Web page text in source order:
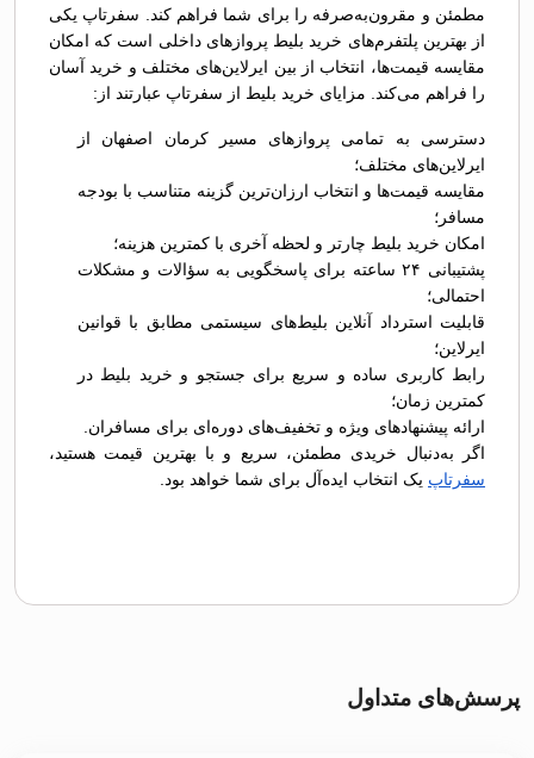
مطمئن و مقرون‌به‌صرفه را برای شما فراهم کند. سفرتاپ یکی
از بهترین پلتفرم‌های خرید بلیط پروازهای داخلی است که امکان
مقایسه قیمت‌ها، انتخاب از بین ایرلاین‌های مختلف و خرید آسان
را فراهم می‌کند. مزایای خرید بلیط از سفرتاپ عبارتند از:
دسترسی به تمامی پروازهای مسیر کرمان اصفهان از
ایرلاین‌های مختلف؛
مقایسه قیمت‌ها و انتخاب ارزان‌ترین گزینه متناسب با بودجه
مسافر؛
امکان خرید بلیط چارتر و لحظه آخری با کمترین هزینه؛
پشتیبانی ۲۴ ساعته برای پاسخگویی به سؤالات و مشکلات
احتمالی؛
قابلیت استرداد آنلاین بلیط‌های سیستمی مطابق با قوانین
ایرلاین؛
رابط کاربری ساده و سریع برای جستجو و خرید بلیط در
کمترین زمان؛
ارائه پیشنهادهای ویژه و تخفیف‌های دوره‌ای برای مسافران.
اگر به‌دنبال خریدی مطمئن، سریع و با بهترین قیمت هستید،
سفرتاپ یک انتخاب ایده‌آل برای شما خواهد بود.
پرسش‌های متداول